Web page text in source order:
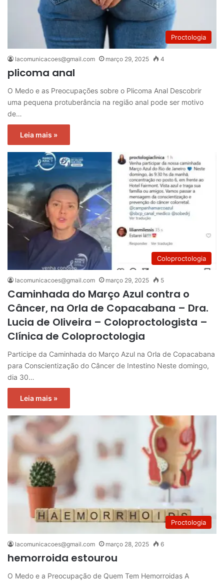
Proctologia
lacomunicacoes@gmail.com março 29, 2025 4
plicoma anal
O Medo e as Preocupações sobre o Plicoma Anal Descobrir
uma pequena protuberância na região anal pode ser motivo
de…
Leia mais »
Coloproctologia
lacomunicacoes@gmail.com março 29, 2025 5
Caminhada do Março Azul contra o
Câncer, na Orla de Copacabana – Dra.
Lucia de Oliveira – Coloproctologista –
Clínica de Coloproctologia
Participe da Caminhada do Março Azul na Orla de Copacabana
para Conscientização do Câncer de Intestino Neste domingo,
dia 30…
Leia mais »
Proctologia
lacomunicacoes@gmail.com março 28, 2025 6
hemorroida estourou
O Medo e a Preocupação de Quem Tem Hemorroidas A